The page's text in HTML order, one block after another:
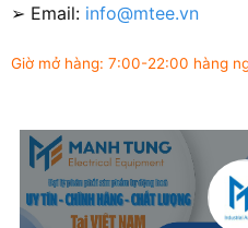
➢ Email: info@mtee.vn
Giờ mở hàng: 7:00-22:00 hàng